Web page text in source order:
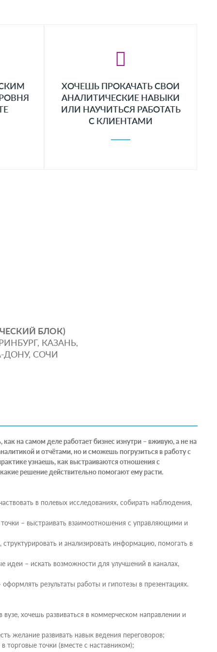
ХОЧЕШЬ ПРОКАЧАТЬ СВОИ
АНАЛИТИЧЕСКИЕ НАВЫКИ
ИЛИ НАУЧИТЬСЯ РАБОТАТЬ
С КЛИЕНТАМИ
БЛОК)
КАЗАНЬ,
ДОНУ, СОЧИ
на самом деле работает бизнес изнутри – вживую, а не на
и отчётами, но и сможешь погрузиться в работу с
узнаешь, как выстраиваются отношения с
решение действительно помогают ему расти.
в полевых исследованиях, собирать наблюдения,
– выстраивать взаимоотношения с управляющими и
и анализировать информацию, помогать в
идеи – искать возможности для улучшений в каналах,
результаты работы и гипотезы в презентациях.
хочешь развиваться в коммерческом направлении и
желание развивать навык ведения переговоров;
точки (вместе с наставником);